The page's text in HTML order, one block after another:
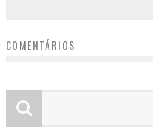
COMENTÁRIOS